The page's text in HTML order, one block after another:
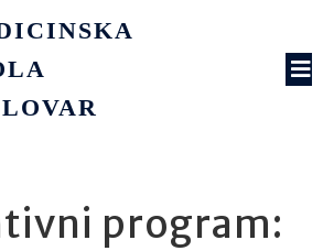
program: